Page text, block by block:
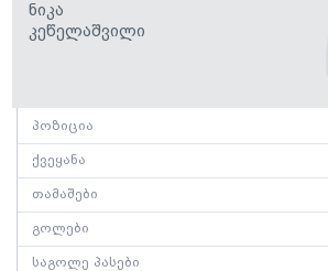
Ნიკა
Კეწელაშვილი
პოზიცია
ქვეყანა
თამაშები
გოლები
საგოლე პასები